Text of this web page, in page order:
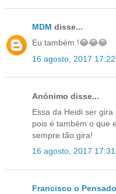
MDM disse...
Eu também !😂😂😂
16 agosto, 2017 17:22
Anónimo disse...
Essa da Heidi ser
pois é também o que
sempre tão gira!
16 agosto, 2017 17:31
Francisco o